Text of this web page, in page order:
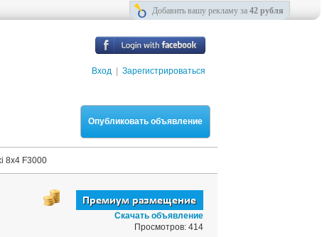
Вход Зарегистрироваться
Опубликовать объявление
8x4 F3000
Скачать объявление
Просмотров: 414
Добавить вашу рекламу за 42 рубля